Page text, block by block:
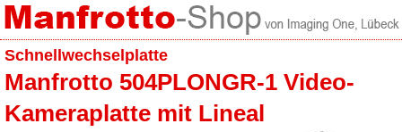
Schnellwechselplatte
Manfrotto 504PLONGR-1 Video-
Kameraplatte mit Lineal